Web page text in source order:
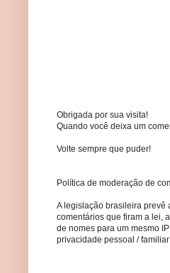
Obrigada por sua visita!
Quando você deixa um
Volte sempre que puder!
Política de moderação de
A legislação brasileira prevê
comentários que firam a lei,
de nomes para um mesmo
privacidade pessoal /